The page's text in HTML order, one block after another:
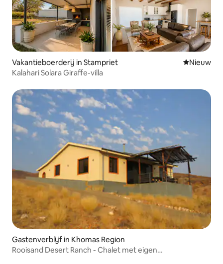
Vakantieboerderij in Stampriet Nieuwe
Nieuw
Kalahari Solara Giraffe-villa
Gastenverblijf in Khomas Region
Rooisand Desert Ranch - Chalet met eigen